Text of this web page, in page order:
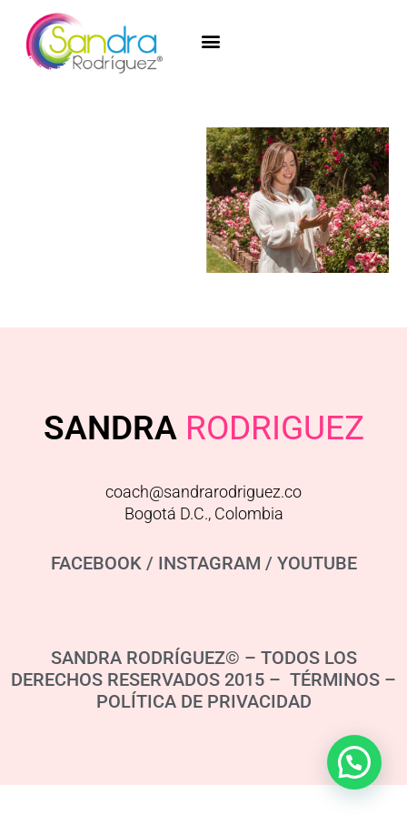
SANDRA RODRIGUEZ
coach@sandrarodriguez.co
Bogotá D.C., Colombia
FACEBOOK/ INSTAGRAM / YOUTUBE
SANDRA RODRÍGUEZ© – TODOS LOS
DERECHOS RESERVADOS 2015 – TÉRMINOS –
POLÍTICA DE PRIVACIDAD